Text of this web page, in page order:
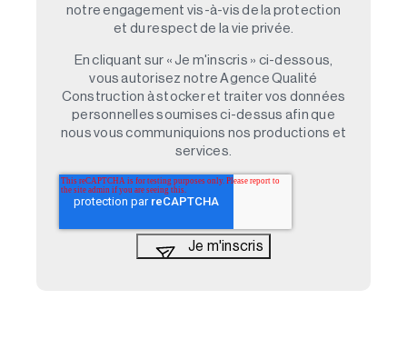
notre engagement vis-à-vis de la protection
et du respect de la vie privée.
En cliquant sur « Je m'inscris » ci-dessous,
vous autorisez notre Agence Qualité
Construction à stocker et traiter vos données
personnelles soumises ci-dessus afin que
nous vous communiquions nos productions et
services.